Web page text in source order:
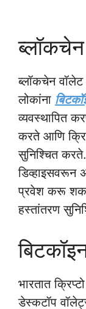
ब्लॉकचेन
लोकांना
व्यवस्थापित
करते आणि
सुनिश्चित
डिव्हाइसवरून
प्रवेश करू
हस्तांतरण
भारतात
डेस्कटॉप